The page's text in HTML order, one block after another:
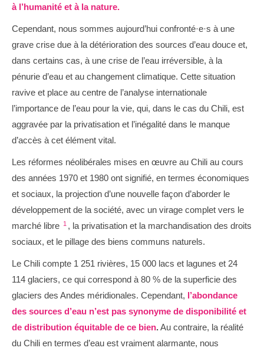
à l’humanité et à la nature.
Cependant, nous sommes aujourd’hui confronté·e·s à une
grave crise due à la détérioration des sources d’eau douce et,
dans certains cas, à une crise de l’eau irréversible, à la
pénurie d’eau et au changement climatique. Cette situation
ravive et place au centre de l’analyse internationale
l’importance de l’eau pour la vie, qui, dans le cas du Chili, est
aggravée par la privatisation et l’inégalité dans le manque
d’accès à cet élément vital.
Les réformes néolibérales mises en œuvre au Chili au cours
des années 1970 et 1980 ont signifié, en termes économiques
et sociaux, la projection d’une nouvelle façon d’aborder le
développement de la société, avec un virage complet vers le
marché libre 1 , la privatisation et la marchandisation des droits
sociaux, et le pillage des biens communs naturels.
Le Chili compte 1 251 rivières, 15 000 lacs et lagunes et 24
114 glaciers, ce qui correspond à 80 % de la superficie des
glaciers des Andes méridionales. Cependant, l’abondance
des sources d’eau n’est pas synonyme de disponibilité et
de distribution équitable de ce bien.Au contraire, la réalité
du Chili en termes d’eau est vraiment alarmante, nous